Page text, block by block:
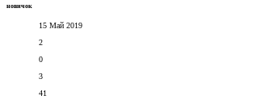
новичок
15 Май 2019
2
0
3
41